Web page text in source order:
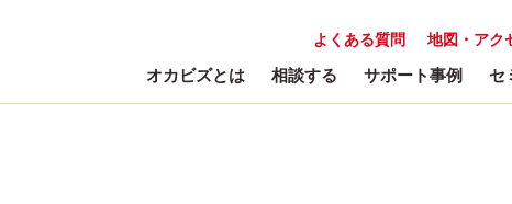
地図・アク
よくある質問
オカビズとは 相談する サポート事例 セ